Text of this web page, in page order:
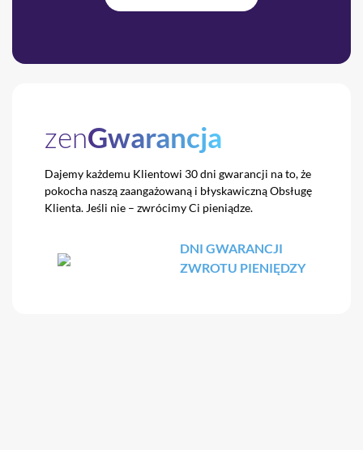
zenGwarancja
Dajemy każdemu Klientowi 30 dni gwarancji na to,że
pokocha naszą zaangażowaną i błyskawicznąObsługę
Klienta. Jeśli nie – zwrócimy Ci pieniądze.
DNI GWARANCJI
ZWROTU PIENIĘDZY